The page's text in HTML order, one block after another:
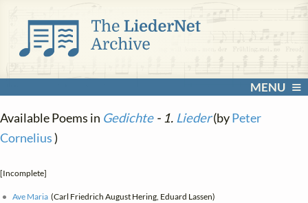
MENU
Available Poems in Gedichte- 1. Lieder(byPeter
Cornelius)
[Incomplete]
Ave Maria (Carl Friedrich August Hering, Eduard Lassen)